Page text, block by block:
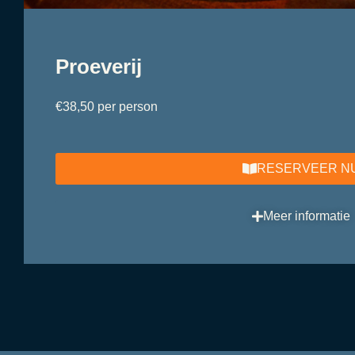
Proeverij
€38,50 per person
RESERVEER
Meer informatie